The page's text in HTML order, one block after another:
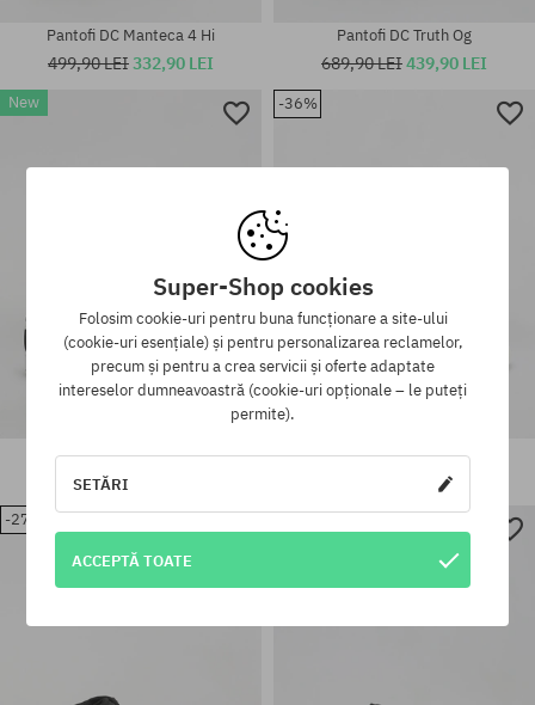
42; 44.5
42.5; 44.5; 46
Mărimi existente:
42; 44.5
Pantofi DC Manteca 4 Hi
499,90 LEI332,90 LEI
42
Pantofi DC Truth Og
689,90 LEI439,90 LEI
New
Pantofi DC Manteca 4
380,90 LEI
-36%
Pantofi DC Teknic Le
284,90 LEI
-27% New
Super-Shop cookies
Folosim cookie-uri pentru buna funcționare a site-ului
(cookie-uri esențiale) și pentru personalizarea reclamelor,
precum și pentru a crea servicii și oferte adaptate
intereselor dumneavoastră (cookie-uri opționale – le puteți
permite).
SETĂRI
ACCEPTĂ TOATE